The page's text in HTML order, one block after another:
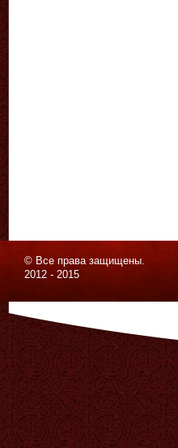
© Все права защищены.
2012 - 2015